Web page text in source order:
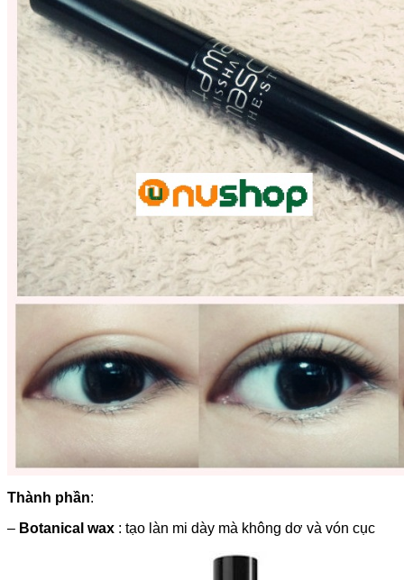
Thành phần:
– Botanical wax : tạo làn mi dày mà không dơ và vón cục